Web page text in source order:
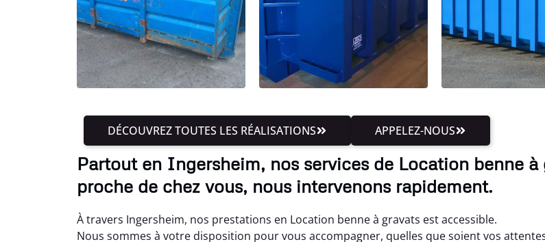
DÉCOUVREZ TOUTES LES RÉALISATIONS APPELEZ-NOUS
Partout en Ingersheim, nos services de Location benne à
proche de chez vous, nous intervenons rapidement.
À travers Ingersheim, nos prestations en Location benne à gravats est accessible.
Nous sommes à votre disposition pour vous accompagner, quelles que soient vos